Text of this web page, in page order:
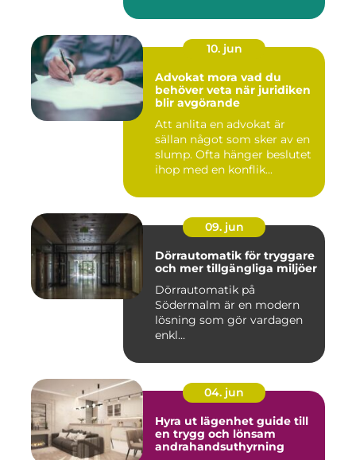
10. jun
Advokat mora vad du
behöver veta när juridiken
blir avgörande
Att anlita en advokat är
sällan något som sker av en
slump. Ofta hänger beslutet
ihop med en konflik...
09. jun
Dörrautomatik för tryggare
och mer tillgängliga miljöer
Dörrautomatik på
Södermalm är en modern
lösning som gör vardagen
enkl...
04. jun
Hyra ut lägenhet guide till
en trygg och lönsam
andrahandsuthyrning